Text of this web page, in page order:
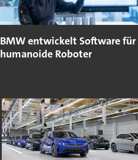
BMW entwickelt Software für
humanoide Roboter